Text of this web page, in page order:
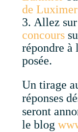
de Luximer
Allez sur
concours
répondre à
posée.
Un tirage
réponses
seront
le blog